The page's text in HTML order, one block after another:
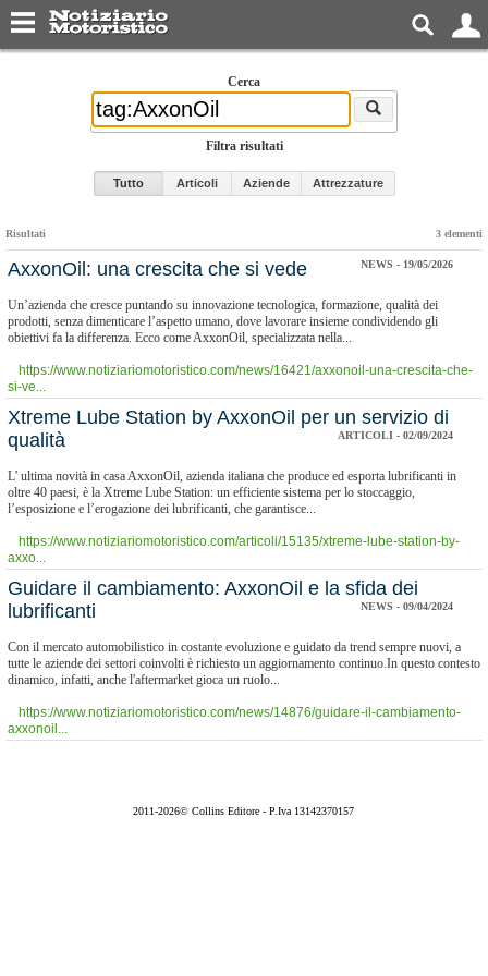
Cerca
Filtra risultati
Tutto Articoli Aziende Attrezzature
Risultati 3 elementi
AxxonOil: una crescita che si vede NEWS - 19/05/2026
Un’azienda che cresce puntando su innovazione tecnologica, formazione, qualità dei
prodotti, senza dimenticare l’aspetto umano, dove lavorare insieme condividendo gli
obiettivi fa la differenza. Ecco come AxxonOil, specializzata nella...
https://www.notiziariomotoristico.com/news/16421/axxonoil-una-crescita-che-
si-ve...
Xtreme Lube Station by AxxonOil per un servizio di
qualità
ARTICOLI - 02/09/2024
L’ ultima novità in casa AxxonOil, azienda italiana che produce ed esporta lubrificanti in
oltre 40 paesi, è la Xtreme Lube Station: un efficiente sistema per lo stoccaggio,
l’esposizione e l’erogazione dei lubrificanti, che garantisce...
https://www.notiziariomotoristico.com/articoli/15135/xtreme-lube-station-by-
axxo...
​Guidare il cambiamento: AxxonOil e la sfida dei
lubrificanti
NEWS - 09/04/2024
Con il mercato automobilistico in costante evoluzione e guidato da trend sempre nuovi, a
tutte le aziende dei settori coinvolti è richiesto un aggiornamento continuo.In questo contesto
dinamico, infatti, anche l'aftermarket gioca un ruolo...
https://www.notiziariomotoristico.com/news/14876/guidare-il-cambiamento-
axxonoil...
2011-2026© Collins Editore - P.Iva 13142370157